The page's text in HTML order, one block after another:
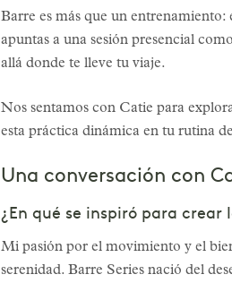
Barre es más que un
apuntas a una sesión presencial
allá donde te lleve tu viaje.
Nos sentamos con Catie para
esta práctica dinámica en tu rutina
Una conversación con
¿En qué se inspiró para crear
Mi pasión por el movimiento y el
serenidad. Barre Series nació del